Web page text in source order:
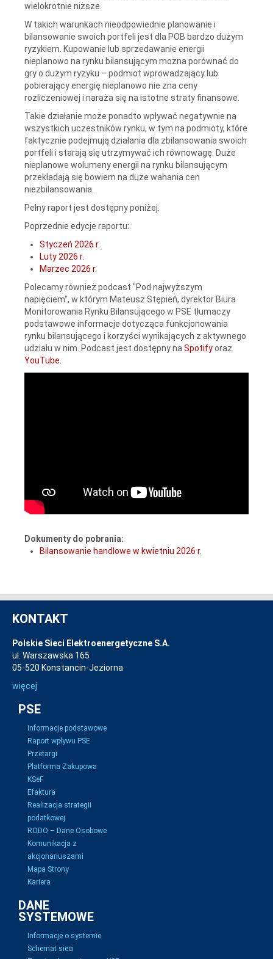
wielokrotnie niższe.
W takich warunkach nieodpowiednie planowanie i
bilansowanie swoich portfeli jest dla POB bardzo dużym
ryzykiem. Kupowanie lub sprzedawanie energii
nieplanowo na rynku bilansującym można porównać do
gry o dużym ryzyku – podmiot wprowadzający lub
pobierający energię nieplanowo nie zna ceny
rozliczeniowej i naraża się na istotne straty finansowe.
Takie działanie może ponadto wpływać negatywnie na
wszystkich uczestników rynku, w tym na podmioty, które
faktycznie podejmują działania dla zbilansowania swoich
portfeli i starają się utrzymywać ich równowagę. Duże
nieplanowe wolumeny energii na rynku bilansującym
przekładają się bowiem na duże wahania cen
niezbilansowania.
Pełny raport jest dostępny poniżej.
Poprzednie edycje raportu:
Styczeń 2026 r.
Luty 2026 r.
Marzec 2026 r.
Polecamy również podcast "Pod najwyższym
napięciem", w którym Mateusz Stępień, dyrektor Biura
Monitorowania Rynku Bilansującego w PSE tłumaczy
podstawowe informacje dotycząca funkcjonowania
rynku bilansującego i korzyści wynikających z aktywnego
udziału w nim. Podcast jest dostępny na Spotifyoraz
YouTube
Dokumenty do pobrania:
Bilansowanie handlowe w kwietniu 2026 r.
KONTAKT
Polskie Sieci Elektroenergetyczne S.A.
ul. Warszawska 165
05-520 Konstancin-Jeziorna
więcej
PSE
Informacje podstawowe
Raport wpływu PSE
Przetargi
Platforma Zakupowa
KSeF
Efaktura
Realizacja strategii
podatkowej
RODO – Dane Osobowe
Komunikacja z
akcjonariuszami
Mapa Strony
Kariera
DANE
SYSTEMOWE
Informacje o systemie
Schemat sieci